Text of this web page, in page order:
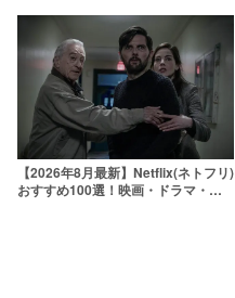
【2026年8月最新】Netflix(ネトフリ)
おすすめ100選！映画・ドラマ・ア